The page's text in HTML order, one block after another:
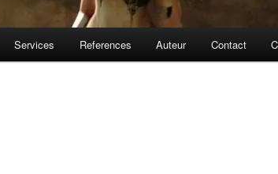
Services References Auteur Contact